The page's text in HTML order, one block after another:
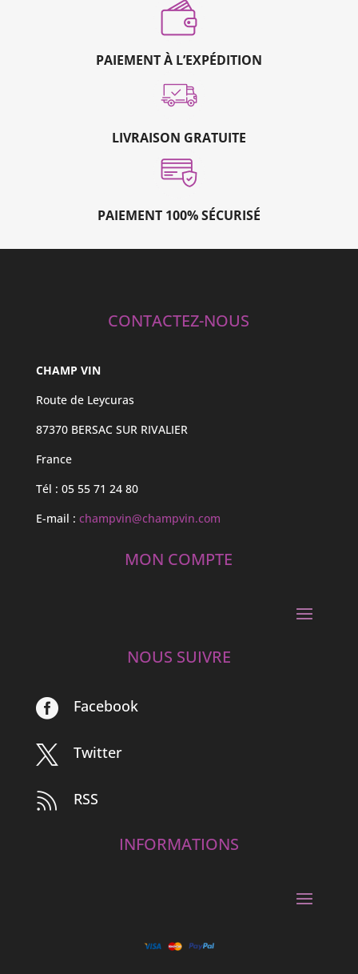
PAIEMENT À L’EXPÉDITION
LIVRAISON GRATUITE
PAIEMENT 100% SÉCURISÉ
CONTACTEZ-NOUS
CHAMP VIN
Route de Leycuras
87370 BERSAC SUR RIVALIER
France
Tél : 05 55 71 24 80
E-mail : champvin@champvin.com
MON COMPTE
NOUS SUIVRE
 Facebook
 Twitter
 RSS
INFORMATIONS